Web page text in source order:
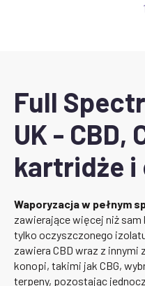
Full
UK - CBD,
kartridże i
Waporyzacja w pełnym
zawierające więcej niż
tylko oczyszczonego
zawiera CBD wraz z
konopi, takimi jak CBG,
terpeny, pozostając